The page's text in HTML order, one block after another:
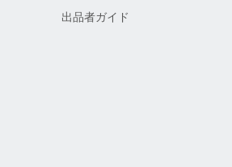
出品者ガイド